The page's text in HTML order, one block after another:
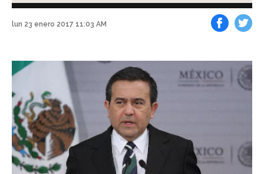
lun 23 enero 2017 11:03 AM